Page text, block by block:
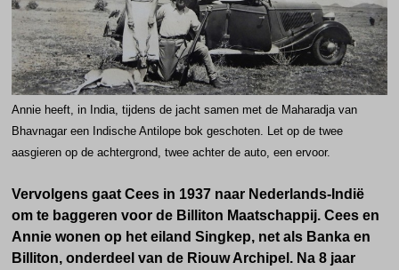
Annie heeft, in India, tijdens de jacht samen met de Maharadja van
Bhavnagar een Indische Antilope bok geschoten. Let op de twee
aasgieren op de achtergrond, twee achter de auto, een ervoor.
Vervolgens gaat Cees in 1937 naar Nederlands-Indië
om te baggeren voor de Billiton Maatschappij. Cees en
Annie wonen op het eiland Singkep, net als Banka en
Billiton, onderdeel van de Riouw Archipel. Na 8 jaar